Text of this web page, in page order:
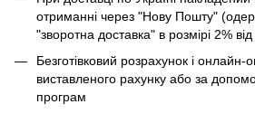
отриманні через "Нову Пошту"
"зворотна доставка" в розмірі 2%
Безготівковий розрахунок і онлайн-
виставленого рахунку або за
програм